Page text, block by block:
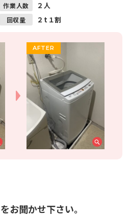
作業人数 ２人
回収量 ２t１割
お聞かせ下さい。